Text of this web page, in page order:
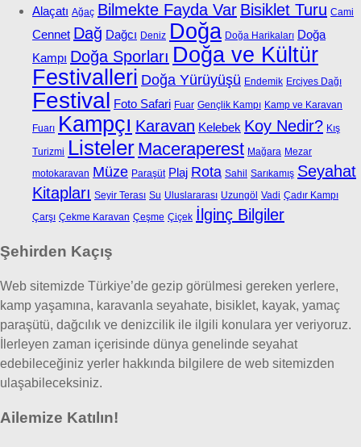
Alaçatı Ağaç Bilmekte Fayda Var Bisiklet Turu Cami
Cennet Dağ Dağcı Deniz Doğa Doğa Harikaları Doğa
Kampı Doğa Sporları Doğa ve Kültür
Festivalleri Doğa Yürüyüşü Endemik Erciyes Dağı
Festival Foto Safari Fuar Gençlik Kampı Kamp ve Karavan
Fuarı Kampçı Karavan Kelebek Koy Nedir? Kış
Turizmi Listeler Maceraperest Mağara Mezar
motokaravan Müze Paraşüt Plaj Rota Sahil Sarıkamış Seyahat
Kitapları Seyir Terası Su Uluslararası Uzungöl Vadi Çadır Kampı
Çarşı Çekme Karavan Çeşme Çiçek İlginç Bilgiler
Şehirden Kaçış
Web sitemizde Türkiye’de gezip görülmesi gereken yerlere,
kamp yaşamına, karavanla seyahate, bisiklet, kayak, yamaç
paraşütü, dağcılık ve denizcilik ile ilgili konulara yer veriyoruz.
İlerleyen zaman içerisinde dünya genelinde seyahat
edebileceğiniz yerler hakkında bilgilere de web sitemizden
ulaşabileceksiniz.
Ailemize Katılın!